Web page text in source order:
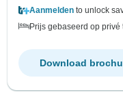
Aanmelden to unlock
Prijs gebaseerd op
Download